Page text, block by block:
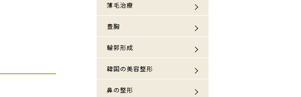
薄毛治療
豊胸
輪郭形成
韓国の美容整形
鼻の整形